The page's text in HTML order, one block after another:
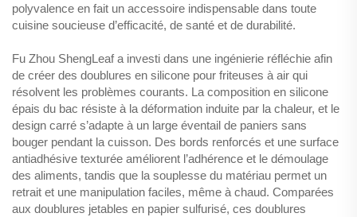
polyvalence en fait un accessoire indispensable dans toute
cuisine soucieuse d’efficacité, de santé et de durabilité.
Fu Zhou ShengLeaf a investi dans une ingénierie réfléchie afin
de créer des doublures en silicone pour friteuses à air qui
résolvent les problèmes courants. La composition en silicone
épais du bac résiste à la déformation induite par la chaleur, et le
design carré s’adapte à un large éventail de paniers sans
bouger pendant la cuisson. Des bords renforcés et une surface
antiadhésive texturée améliorent l’adhérence et le démoulage
des aliments, tandis que la souplesse du matériau permet un
retrait et une manipulation faciles, même à chaud. Comparées
aux doublures jetables en papier sulfurisé, ces doublures